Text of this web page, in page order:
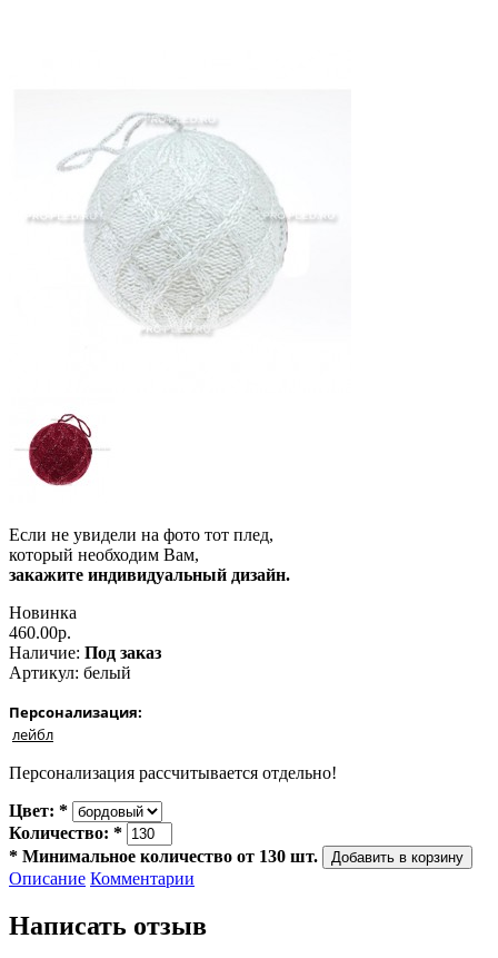
Если не увидели на фото тот плед,
который необходим Вам,
закажите индивидуальный дизайн.
Новинка
460.00р.
Наличие: Под заказ
Артикул: белый
Персонализация:
лейбл
Персонализация рассчитывается отдельно!
Цвет: *
Количество: *
* Минимальное количество от 130 шт.
Описание Комментарии
Написать отзыв